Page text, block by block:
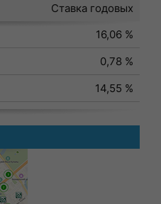
Ставка годовых
16,06 %
0,78 %
14,55 %